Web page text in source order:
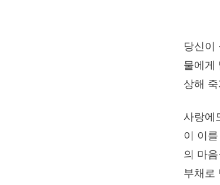
당신이
물에게
상해
사랑에
이 이
의 마
부채로